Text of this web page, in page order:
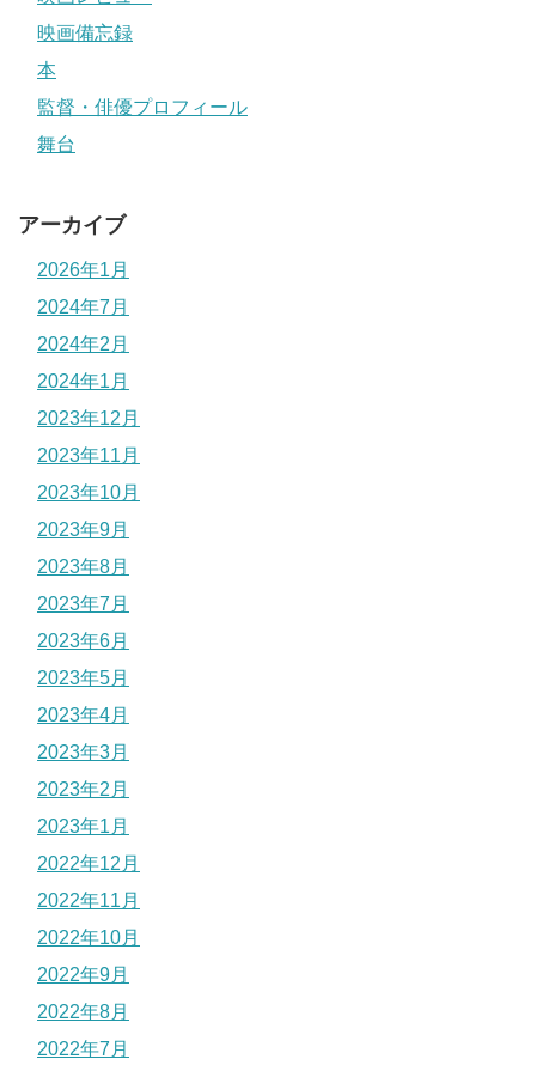
映画備忘録
本
監督・俳優プロフィール
舞台
アーカイブ
2026年1月
2024年7月
2024年2月
2024年1月
2023年12月
2023年11月
2023年10月
2023年9月
2023年8月
2023年7月
2023年6月
2023年5月
2023年4月
2023年3月
2023年2月
2023年1月
2022年12月
2022年11月
2022年10月
2022年9月
2022年8月
2022年7月